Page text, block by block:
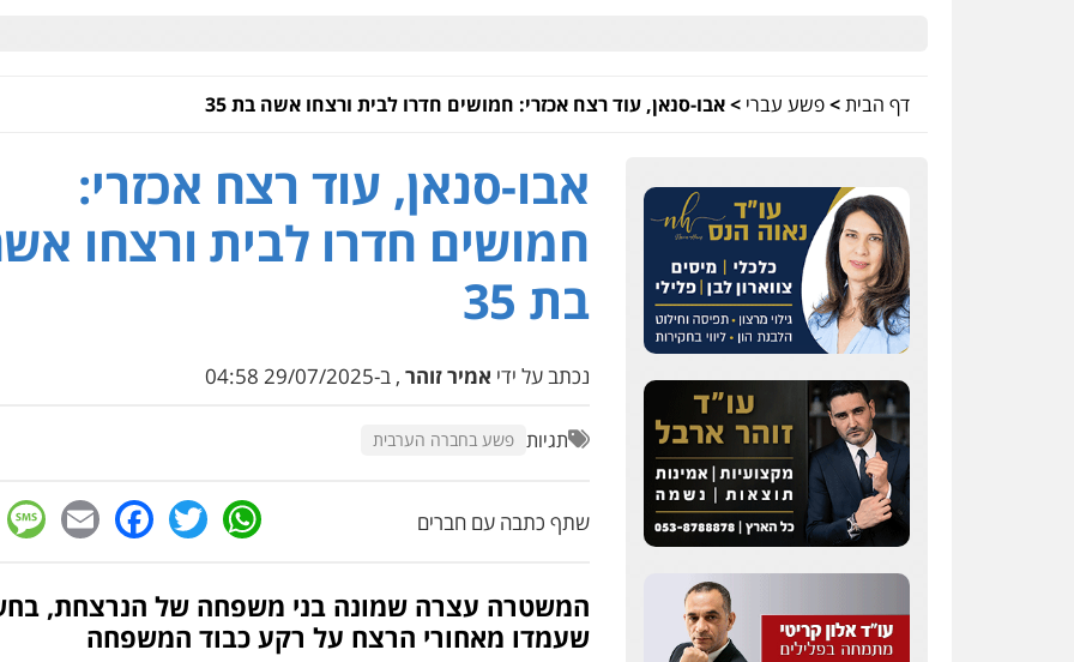
דף הבית>פשע עברי >אבו-סנאן, עוד רצח אכזרי: חמושים חדרו לבית ורצחו אשה בת 35
אבו-סנאן, עוד רצח אכזרי:
חמושים חדרו לבית ורצחו
בת 35
נכתב על ידי אמיר זוהר , ב-29/07/2025 04:58
תגיות פשע בחברה הערבית
שתף כתבה עם חברים WhatsApp
Twitter
המשטרה עצרה שמונה בני משפחה של הנרצחת,
שעמדו מאחורי הרצח על רקע כבוד המשפחה